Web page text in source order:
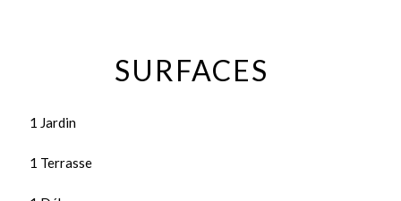
SURFACES
1 Jardin
1 Terrasse